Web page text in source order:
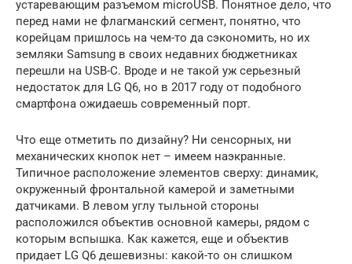
устаревающим разъемом microUSB. Понятное дело, что
перед нами не флагманский сегмент, понятно, что
корейцам пришлось на чем-то да сэкономить, но их
земляки Samsung в своих недавних бюджетниках
перешли на USB-С. Вроде и не такой уж серьезный
недостаток для LG Q6, но в 2017 году от подобного
смартфона ожидаешь современный порт.
Что еще отметить по дизайну? Ни сенсорных, ни
механических кнопок нет – имеем наэкранные.
Типичное расположение элементов сверху: динамик,
окруженный фронтальной камерой и заметными
датчиками. В левом углу тыльной стороны
расположился объектив основной камеры, рядом с
которым вспышка. Как кажется, еще и объектив
придает LG Q6 дешевизны: какой-то он слишком